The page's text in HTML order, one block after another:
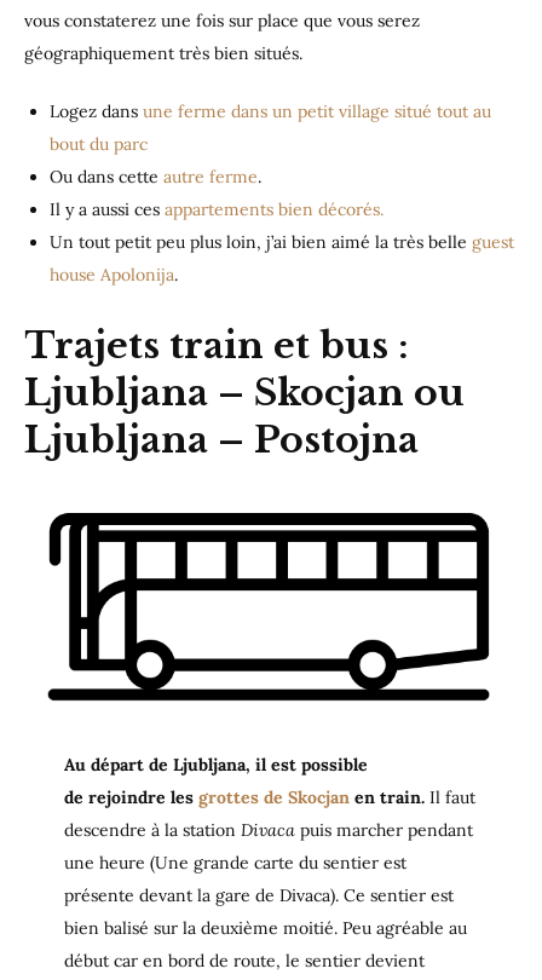
vous constaterez une fois sur place que vous serez
géographiquement très bien situés.
Logez dans une ferme dans un petit village situé tout au
bout du parc
Ou dans cette autre ferme.
Il y a aussi ces appartements bien décorés.
Un tout petit peu plus loin, j’ai bien aimé la très belle guest
house Apolonija.
Trajets train et bus :
Ljubljana – Skocjan ou
Ljubljana – Postojna
Au départ de Ljubljana, il est possible
de rejoindre les grottes de Skocjan en train.Il faut
descendre à la station Divacapuis marcher pendant
une heure (Une grande carte du sentier est
présente devant la gare de Divaca). Ce sentier est
bien balisé sur la deuxième moitié. Peu agréable au
début car en bord de route, le sentier devient